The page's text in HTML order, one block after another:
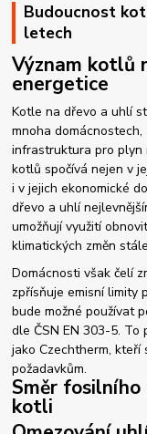
Budoucnost
letech
Význam kotlů
energetice
Kotle na dřevo a uhlí
mnoha
infrastruktura pro plyn
kotlů spočívá nejen v
i v jejich ekonomické
dřevo a uhlí
umožňují využití
klimatických změn
Domácnosti však čelí
zpřísňuje emisní limity
bude možné používat
dle ČSN EN 303-5.
jako Czechtherm,
požadavkům.
Směr
kotli